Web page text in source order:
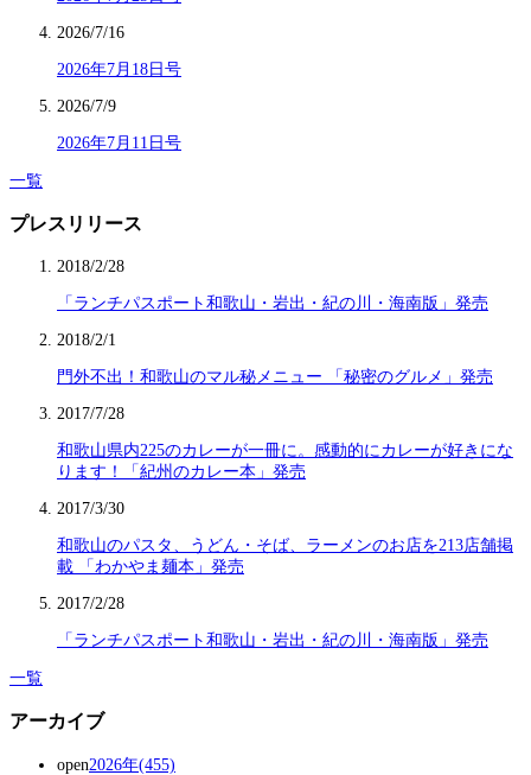
2026/7/16
2026年7月18日号
2026/7/9
2026年7月11日号
一覧
プレスリリース
2018/2/28
「ランチパスポート和歌山・岩出・紀の川・海南版」発売
2018/2/1
門外不出！和歌山のマル秘メニュー 「秘密のグルメ」発売
2017/7/28
和歌山県内225のカレーが一冊に。感動的にカレーが好きにな
ります！「紀州のカレー本」発売
2017/3/30
和歌山のパスタ、うどん・そば、ラーメンのお店を213店舗掲
載 「わかやま麺本」発売
2017/2/28
「ランチパスポート和歌山・岩出・紀の川・海南版」発売
一覧
アーカイブ
open2026年(455)